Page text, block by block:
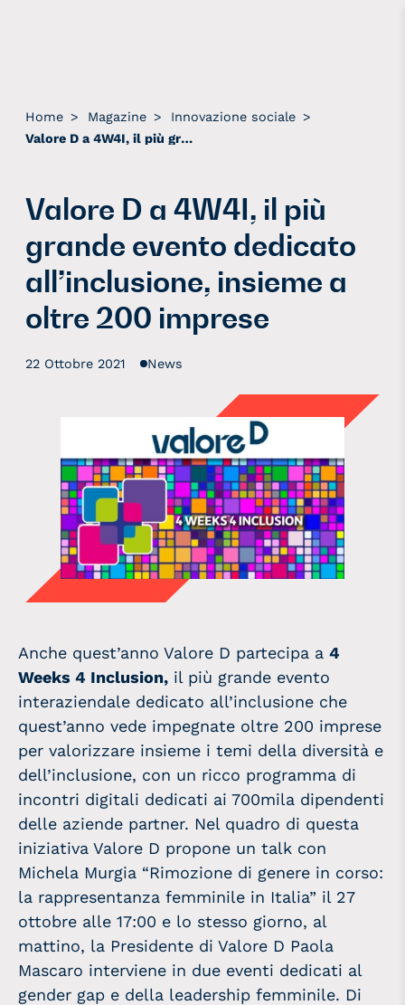
Home > Magazine > Innovazione sociale >
Valore D a 4W4I, il più grande evento dedicato all’inclusione, insieme a oltre 200 imprese
Valore D a 4W4I, il più
grande evento dedicato
all’inclusione, insieme a
oltre 200 imprese
22 Ottobre 2021 News
Anche quest’anno Valore D partecipa a 4
Weeks 4 Inclusion, il più grande evento
interaziendale dedicato all’inclusione che
quest’anno vede impegnate oltre 200 imprese
per valorizzare insieme i temi della diversità e
dell’inclusione, con un ricco programma di
incontri digitali dedicati ai 700mila dipendenti
delle aziende partner. Nel quadro di questa
iniziativa Valore D propone un talk con
Michela Murgia “Rimozione di genere in corso:
la rappresentanza femminile in Italia” il 27
ottobre alle 17:00 e lo stesso giorno, al
mattino, la Presidente di Valore D Paola
Mascaro interviene in due eventi dedicati al
gender gap e della leadership femminile. Di